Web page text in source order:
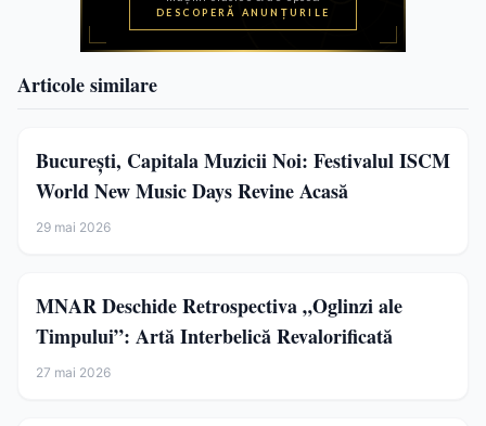
Articole similare
București, Capitala Muzicii Noi: Festivalul ISCM
World New Music Days Revine Acasă
29 mai 2026
MNAR Deschide Retrospectiva „Oglinzi ale
Timpului”: Artă Interbelică Revalorificată
27 mai 2026